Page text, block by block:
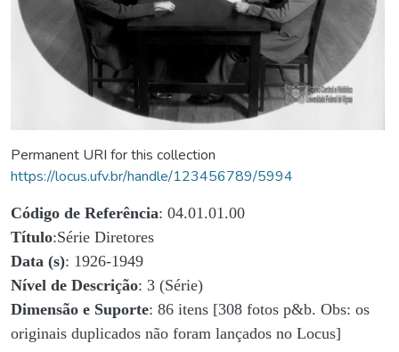
Permanent URI for this collection
https://locus.ufv.br/handle/123456789/5994
Código de Referência: 04.01.01.00
Título:Série Diretores
Data (s): 1926-1949
Nível de Descrição: 3 (Série)
Dimensão e Suporte: 86 itens [308 fotos p&b. Obs: os
originais duplicados não foram lançados no Locus]